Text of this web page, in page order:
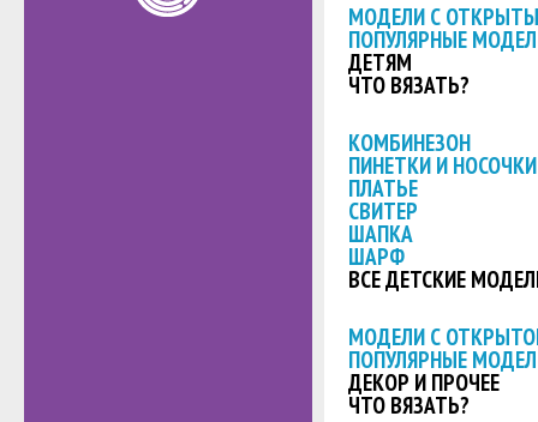
МОДЕЛИ С
ПОПУЛЯРНЫЕ
ДЕТЯМ
ЧТО ВЯЗАТЬ?
КОМБИНЕЗОН
ПИНЕТКИ И НОСОЧКИ
ПЛАТЬЕ
СВИТЕР
ШАПКА
ШАРФ
ВСЕ ДЕТСКИЕ
МОДЕЛИ С
ПОПУЛЯРНЫЕ
ДЕКОР И ПРОЧЕЕ
ЧТО ВЯЗАТЬ?